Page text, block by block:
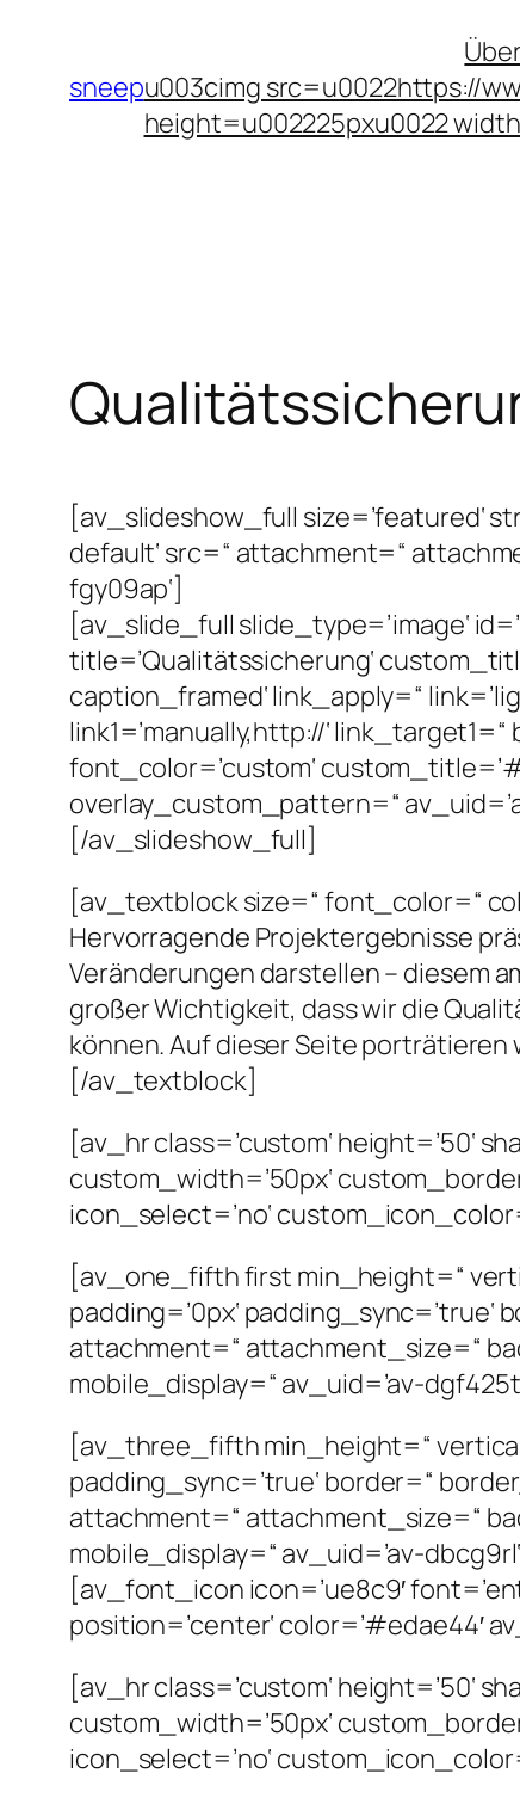
springen
sneepu003cimg src=u0022https://
height=u002225pxu0022
[av_slideshow_full size=’featured‘
default‘ src=“ attachment=“
fgy09ap‘]
[av_slide_full slide_type=’image‘
title=’Qualitätssicherung‘
caption_framed‘ link_apply=“
link1=’manually,http://‘
font_color=’custom‘
overlay_custom_pattern=“
[/av_slideshow_full]
[av_textblock size=“ font_color=“
Hervorragende Projektergebnisse
Veränderungen darstellen – diesem
großer Wichtigkeit, dass wir die
können. Auf dieser Seite
[/av_textblock]
[av_hr class=’custom‘ height=’50‘
custom_width=’50px‘
icon_select=’no‘
[av_one_fifth first min_height=“
padding=’0px‘
attachment=“ attachment_size=“
mobile_display=“ av_uid=’av-
[av_three_fifth min_height=“
padding_sync=’true‘ border=“
attachment=“ attachment_size=“
mobile_display=“ av_uid=’av-
[av_font_icon icon=’ue8c9′
position=’center‘ color=’#edae44′
[av_hr class=’custom‘ height=’50‘
custom_width=’50px‘
icon_select=’no‘